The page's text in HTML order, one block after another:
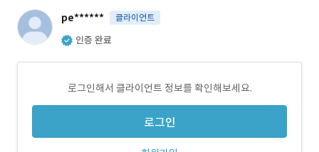
pe****** 클라이언트
인증 완료
로그인해서 클라이언트 정보를 확인해보세요.
로그인